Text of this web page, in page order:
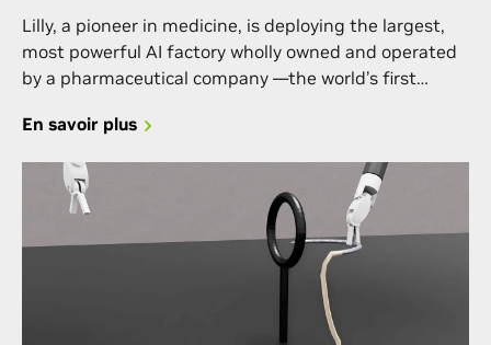
Lilly, a pioneer in medicine, is deploying the largest,
most powerful AI factory wholly owned and operated
by a pharmaceutical company —the world’s first
En savoir plus